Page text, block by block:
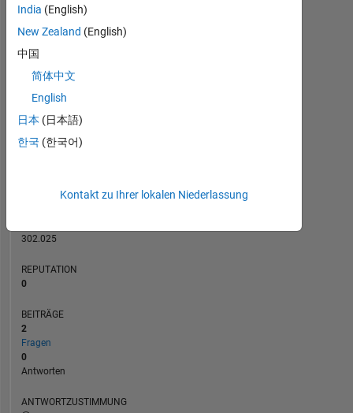
BEITRÄGE
04/20
12/20
08/21
04/22
12/22
08/23
04/24
12/24
08/25
04/26
01/21
10/21
07/22
04/23
01/24
10/24
07/25
302.025
REPUTATION
0
BEITRÄGE
2
Fragen
0
Antworten
ANTWORTZUSTIMMUNG
India (English)
New Zealand (English)
中国
简体中文
English
日本 (日本語)
한국 (한국어)
Kontakt zu Ihrer lokalen Niederlassung